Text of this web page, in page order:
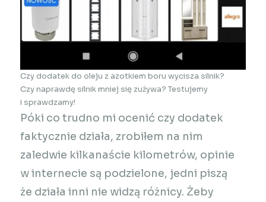
Czy dodatek do oleju z azotkiem boru wycisza silnik?
Czy naprawdę silnik mniej się zużywa? Testujemy
i sprawdzamy!
Póki co trudno mi ocenić czy dodatek
faktycznie działa, zrobiłem na nim
zaledwie kilkanaście kilometrów, opinie
w internecie są podzielone, jedni piszą
że działa inni nie widzą różnicy. Żeby